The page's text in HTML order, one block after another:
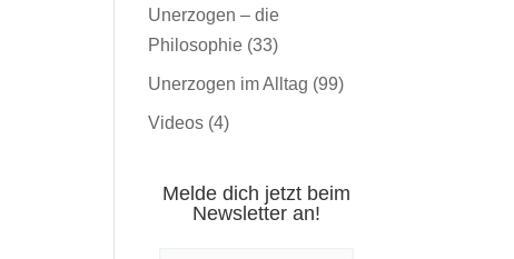
Unerzogen – die
Philosophie (33)
Unerzogen im Alltag (99)
Videos (4)
Melde dich jetzt beim
Newsletter an!